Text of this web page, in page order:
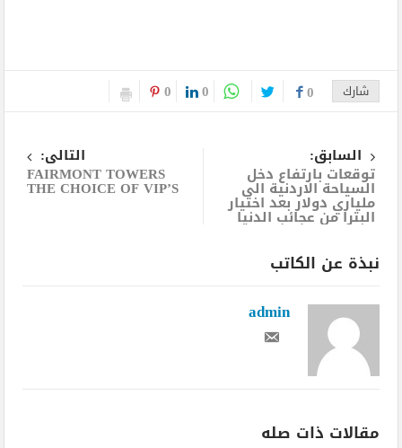
شارك 0
0
0
السابق:
توقعات بارتفاع دخل
السياحة الاردنية الى
ملياري دولار بعد اختيار
البترا من عجائب الدنيا
التالى:
FAIRMONT TOWERS
THE CHOICE OF VIP’S
نبذة عن الكاتب
admin
مقالات ذات صله